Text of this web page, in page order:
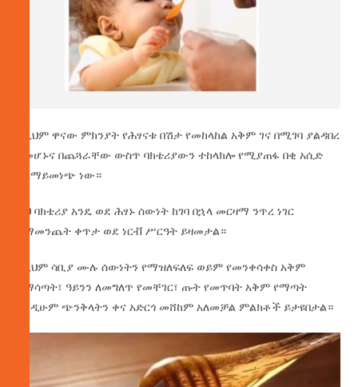
ለዚህም ዋናው ምክንያት የሕፃናቱ በሽታ የመከላከል አቅም ገና በሚገባ ያልዳበረ
በመሆኑና በጨጓራቸው ውስጥ ባክቴሪያውን ተከላክሎ የሚያጠፋ በቂ አሲድ
ስለማይመነጭ ነው።
ይህ ባክቴሪያ አንዴ ወደ ሕፃኑ ሰውነት ከገባ በኋላ መርዛማ ንጥረ ነገር
በማመንጨት ቀጥታ ወደ ነርቭ ሥርዓት ይዛመታል።
በዚህም ሳቢያ ሙሉ ሰውነትን የማዝለፍለፍ ወይም የመንቀሳቀስ አቅም
የማሳጣት፣ ዓይንን ለመግለጥ የመቸገር፣ ጡት የመጥባት አቅም የማጣት
እንዲሁም ጭንቅላትን ቀና አድርጎ መሸከም አለመቻል ምልክቶች ይታዩበታል።